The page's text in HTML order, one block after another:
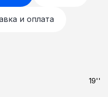
и оплата
19''